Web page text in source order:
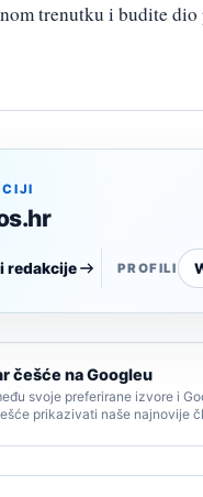
trenutku i budite
redakcije PROFILI
češće na Googleu
svoje preferirane izvore i
prikazivati naše najnovije